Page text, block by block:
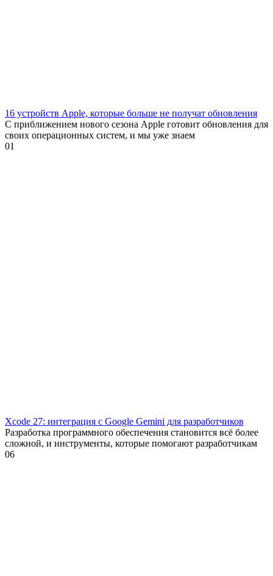
16 устройств Apple, которые больше не получат обновления
С приближением нового сезона Apple готовит обновления для
своих операционных систем, и мы уже знаем
01
Xcode 27: интеграция с Google Gemini для разработчиков
Разработка программного обеспечения становится всё более
сложной, и инструменты, которые помогают разработчикам
06